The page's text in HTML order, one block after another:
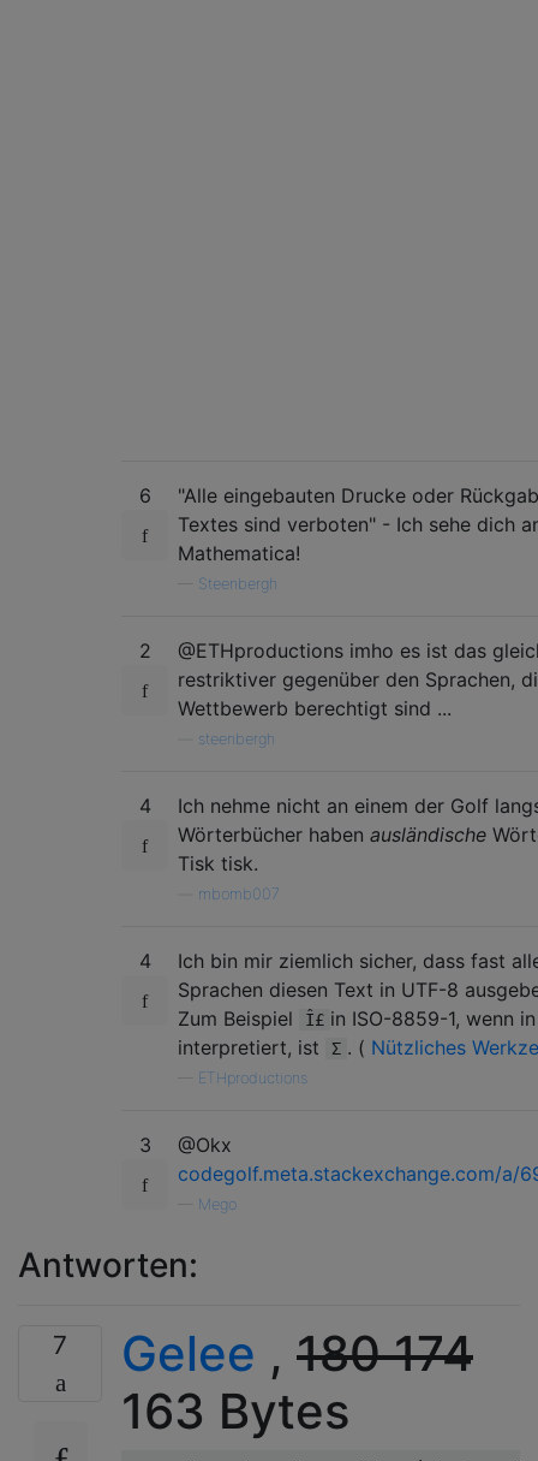
6
"Alle eingebauten Drucke oder
Textes sind verboten" - Ich sehe dich
Mathematica!
Steenbergh
2
@ETHproductions imho es ist das
restriktiver gegenüber den Sprachen,
Wettbewerb berechtigt sind ...
steenbergh
4
Ich nehme nicht an einem der Golf
Wörterbücher haben ausländische
Tisk tisk.
mbomb007
4
Ich bin mir ziemlich sicher, dass fast
Sprachen diesen Text in UTF-8
Zum Beispiel
Î£ in ISO-8859-1, wenn
interpretiert, ist
Σ . ( Nützliches
ETHproductions
3
@Okx
codegolf.meta.stackexchange.com/a/
Mego
Antworten:
7 Gelee , 180174
163 Bytes